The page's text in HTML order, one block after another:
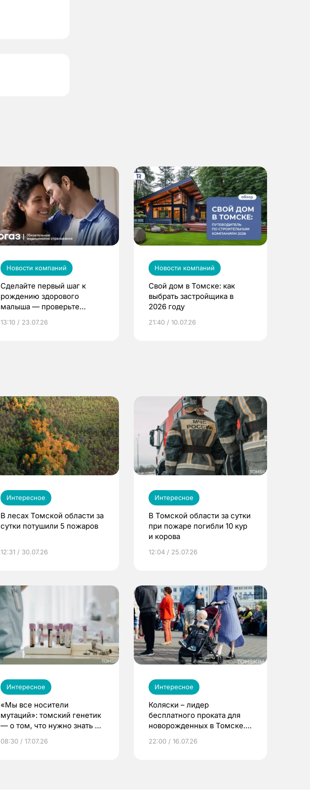
Новости компаний
Сделайте первый шаг к
рождению здорового
малыша — проверьте
по ОМС!
13:10 / 23.07.26
Новости компаний
Свой дом в Томске: как
выбрать застройщика в
2026 году
21:40 / 10.07.26
Интересное
В лесах Томской области за
сутки потушили 5 пожаров
12:31 / 30.07.26
Интересное
В Томской области за сутки
при пожаре погибли 10 кур
и корова
12:04 / 25.07.26
Интересное
«Мы все носители
мутаций»: томский генетик
— о том, что нужно знать до
08:30 / 17.07.26
Интересное
Коляски – лидер
бесплатного проката для
новорожденных в Томске.
22:00 / 16.07.26